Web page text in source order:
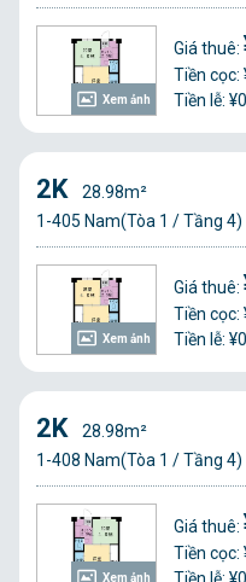
Xem ảnh
Giá thuê:
Tiền cọc:
Tiền lễ: ¥0
Xem ảnh
2K
28.98m²
1-405 Nam(Tòa 1 / Tầng 4)
Giá thuê:
Tiền cọc:
Tiền lễ: ¥0
Xem ảnh
2K
28.98m²
1-408 Nam(Tòa 1 / Tầng 4)
Giá thuê:
Tiền cọc: